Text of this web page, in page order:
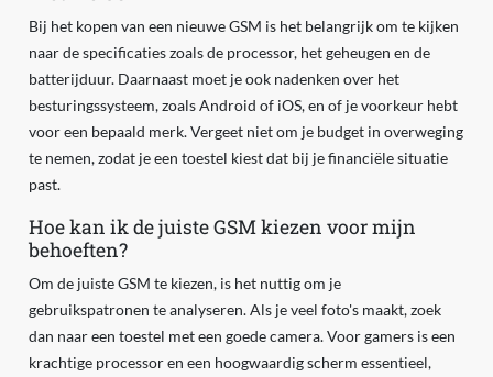
Bij het kopen van een nieuwe GSM is het belangrijk om te kijken
naar de specificaties zoals de processor, het geheugen en de
batterijduur. Daarnaast moet je ook nadenken over het
besturingssysteem, zoals Android of iOS, en of je voorkeur hebt
voor een bepaald merk. Vergeet niet om je budget in overweging
te nemen, zodat je een toestel kiest dat bij je financiële situatie
past.
Hoe kan ik de juiste GSM kiezen voor mijn
behoeften?
Om de juiste GSM te kiezen, is het nuttig om je
gebruikspatronen te analyseren. Als je veel foto's maakt, zoek
dan naar een toestel met een goede camera. Voor gamers is een
krachtige processor en een hoogwaardig scherm essentieel,